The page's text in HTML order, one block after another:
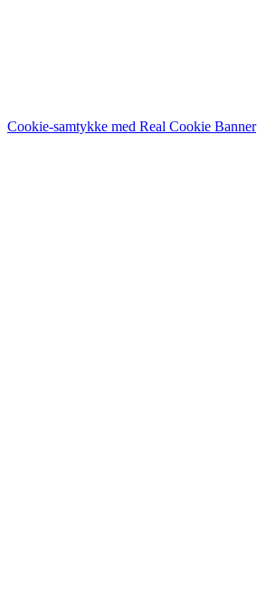
Cookie-samtykke med Real Cookie Banner